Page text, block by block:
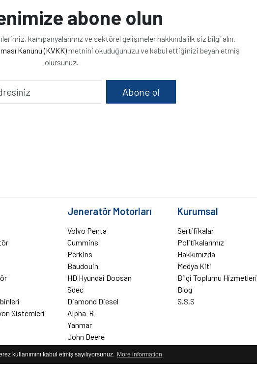
kullanımını kabul etmiş sayılıyorsunuz. More information
abone olun
kampanyalarımız ve sektörel gelişmeler hakkında ilk siz bilgi alın.
Kanunu (KVKK)metnini okuduğunuzu ve kabul ettiğinizi beyan etmiş
olursunuz.
Abone ol
Sistemleri
Jeneratör Motorları
Volvo Penta
Cummins
Perkins
Baudouin
HD Hyundai Doosan
Sdec
Diamond Diesel
Alpha-R
Yanmar
John Deere
Yangdong
Kurumsal
Sertifikalar
Politikalarımız
Hakkımızda
Medya Kiti
Bilgi Toplumu Hizmetleri
Blog
S.S.S